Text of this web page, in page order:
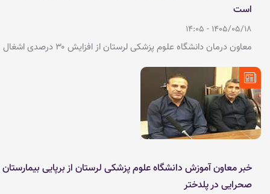
است
1405/05/18 - 14:05
معاون درمان دانشگاه علوم پزشکی لرستان از افزایش ۳۰ درصدی اشغال
عمومی دانشگاه علوم پزشکی لرستان، دکتر محمد سیف هفدهم
مردادماه در جلسه ی هیات رئیسه دانشگاه در شهرستان پلدختر گفت:
درصد افزایش داشته است.
خبر معاون آموزش دانشگاه علوم پزشکی لرستان از برپایی بیمارستان
صحرایی در پلدختر